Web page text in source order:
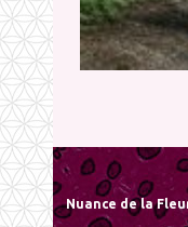
Nuance de la